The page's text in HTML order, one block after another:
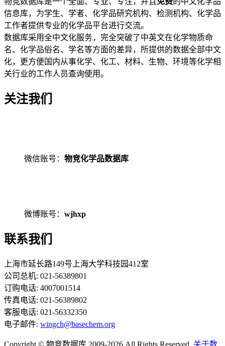
信息库，为学生、学者、化学品研究机构、检测机构、化学品
工作者提供专业的化学品平台进行交流。
数据库采用全中文化服务，完全突破了中英文在化学物质命
名、化学品俗名、学名等方面的差异，所提供的数据全部中文
化，更方便国内从事化学、化工、材料、生物、环境等化学相
关行业的工作人员查询使用。
关注我们
微信账号： 物竞化学品数据库
微博账号： wjhxp
联系我们
上海市延长路149号上海大学科技园412室
公司总机: 021-56389801
订购电话: 4007001514
传真电话: 021-56389802
客服电话: 021-56332350
电子邮件: wingch@basechem.org
Copyright © 物竞数据库 2009-2026.All Rights Reserved. 关于数